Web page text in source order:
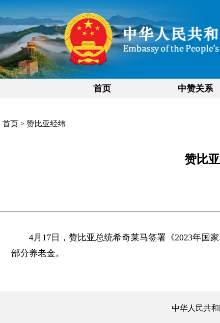
首页 中赞关系
首页 > 赞比亚经纬
赞比
4月17日，赞比亚总统希奇莱马签署《2023年国
部分养老金。
中华人民共